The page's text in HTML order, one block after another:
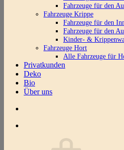
Fahrzeuge für den
Fahrzeuge Krippe
Fahrzeuge für den
Fahrzeuge für den
Kinder- &
Fahrzeuge Hort
Alle Fahrzeuge für
Privatkunden
Deko
Bio
Über uns